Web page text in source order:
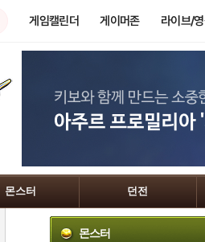
게임캘린더 게이머존 라이브/
몬스터 던전
몬스터